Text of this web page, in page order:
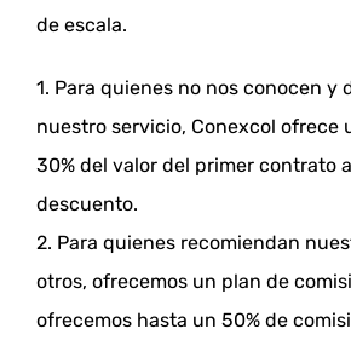
de escala.
1. Para quienes no nos conocen y
nuestro servicio, Conexcol ofrece
30% del valor del primer contrato
descuento.
2. Para quienes recomiendan
otros, ofrecemos un plan de
ofrecemos hasta un 50% de